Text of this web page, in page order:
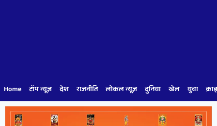
Home टॉप न्यूज़ देश राजनीति लोकल न्यूज़ दुनिया खेल युवा